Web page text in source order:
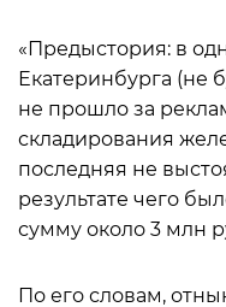
«Предыстория: в
Екатеринбурга (не
не прошло за
складирования
последняя не
результате чего
сумму около 3 млн
По его словам,